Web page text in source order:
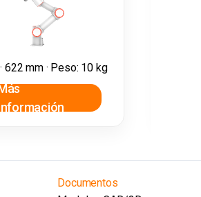
622 mm · Peso: 10 kg
Documentos